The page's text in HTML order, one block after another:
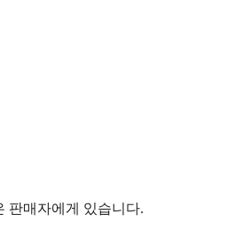
판매자에게 있습니다.